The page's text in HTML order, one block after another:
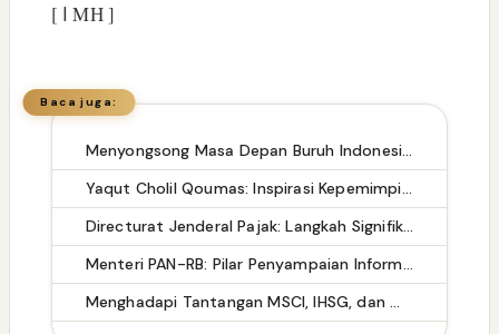
[ ا MH ]
Baca juga:
Menyongsong Masa Depan Buruh Indonesia dengan Optimisme dan Inspirasi
Yaqut Cholil Qoumas: Inspirasi Kepemimpinan dan Ketaatan
Directurat Jenderal Pajak: Langkah Signifikan Menuju Kepatuhan Pajak
Menteri PAN-RB: Pilar Penyampaian Informasi yang Akurat untuk Masyarakat
Menghadapi Tantangan MSCI, IHSG, dan Masa Depan Ekonomi Indonesia